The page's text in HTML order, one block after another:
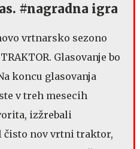
#nagradna igra
vrtnarsko sezono
Glasovanje bo
koncu glasovanja
v treh mesecih
izžrebali
čisto nov vrtni traktor,